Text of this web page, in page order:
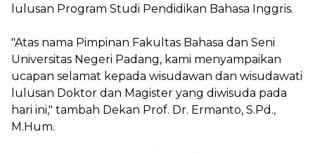
lulusan Program Studi Pendidikan Bahasa Inggris.
"Atas nama Pimpinan Fakultas Bahasa dan Seni
Universitas Negeri Padang, kami menyampaikan
ucapan selamat kepada wisudawan dan wisudawati
lulusan Doktor dan Magister yang diwisuda pada
hari ini," tambah Dekan Prof. Dr. Ermanto, S.Pd.,
M.Hum.